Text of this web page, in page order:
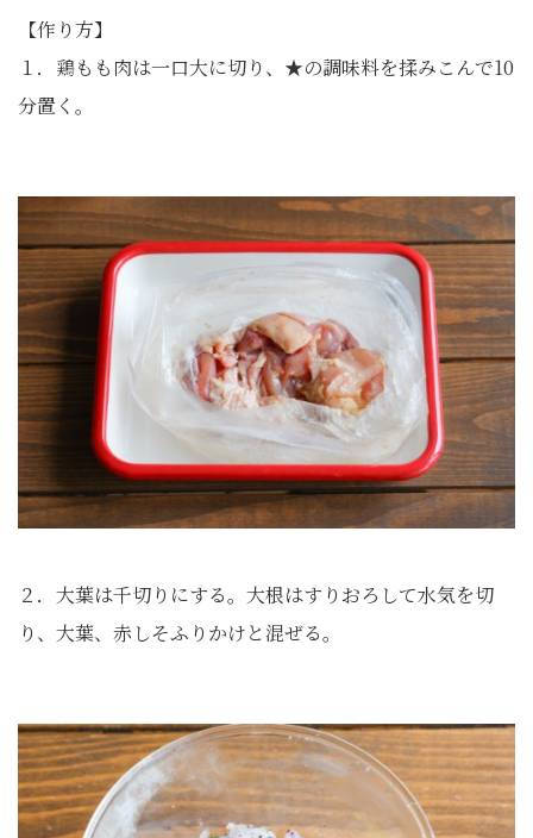
【作り方】
１．鶏もも肉は一口大に切り、★の調味料を揉みこんで10
分置く。
２．大葉は千切りにする。大根はすりおろして水気を切
り、大葉、赤しそふりかけと混ぜる。